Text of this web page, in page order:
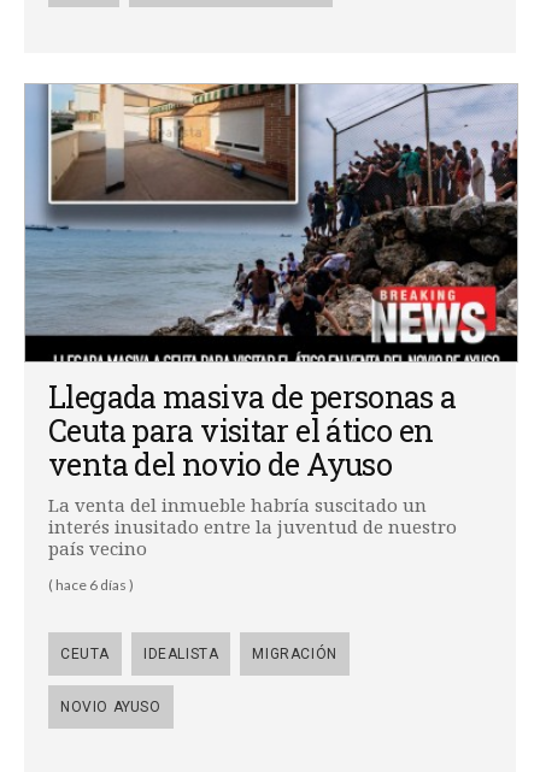
Llegada masiva de personas a
Ceuta para visitar el ático en
venta del novio de Ayuso
La venta del inmueble habría suscitado un
interés inusitado entre la juventud de nuestro
país vecino
( hace 6 días )
CEUTA IDEALISTA MIGRACIÓN
NOVIO AYUSO